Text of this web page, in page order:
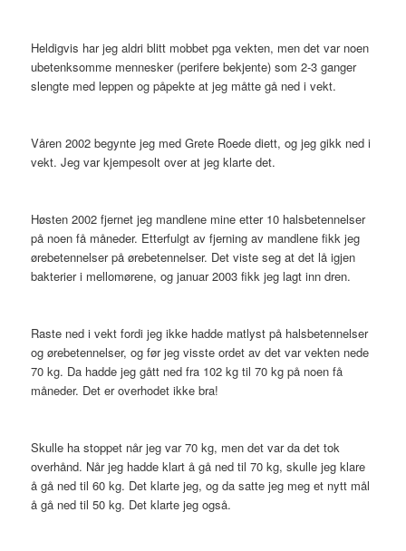
Heldigvis har jeg aldri blitt mobbet pga vekten, men det var noen
ubetenksomme mennesker (perifere bekjente) som 2-3 ganger
slengte med leppen og påpekte at jeg måtte gå ned i vekt.
Våren 2002 begynte jeg med Grete Roede diett, og jeg gikk ned i
vekt. Jeg var kjempesolt over at jeg klarte det.
Høsten 2002 fjernet jeg mandlene mine etter 10 halsbetennelser
på noen få måneder. Etterfulgt av fjerning av mandlene fikk jeg
ørebetennelser på ørebetennelser. Det viste seg at det lå igjen
bakterier i mellomørene, og januar 2003 fikk jeg lagt inn dren.
Raste ned i vekt fordi jeg ikke hadde matlyst på halsbetennelser
og ørebetennelser, og før jeg visste ordet av det var vekten nede
70 kg. Da hadde jeg gått ned fra 102 kg til 70 kg på noen få
måneder. Det er overhodet ikke bra!
Skulle ha stoppet når jeg var 70 kg, men det var da det tok
overhånd. Når jeg hadde klart å gå ned til 70 kg, skulle jeg klare
å gå ned til 60 kg. Det klarte jeg, og da satte jeg meg et nytt mål
å gå ned til 50 kg. Det klarte jeg også.